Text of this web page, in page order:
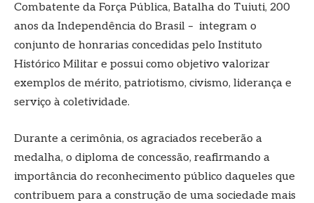
Combatente da Força Pública, Batalha do Tuiuti, 200
anos da Independência do Brasil – integram o
conjunto de honrarias concedidas pelo Instituto
Histórico Militar e possui como objetivo valorizar
exemplos de mérito, patriotismo, civismo, liderança e
serviço à coletividade.
Durante a cerimônia, os agraciados receberão a
medalha, o diploma de concessão, reafirmando a
importância do reconhecimento público daqueles que
contribuem para a construção de uma sociedade mais